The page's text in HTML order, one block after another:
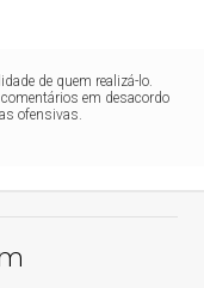
de quem realizá-lo.
em desacordo
ofensivas.